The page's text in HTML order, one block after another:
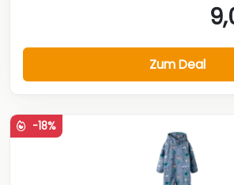
Zum Deal
-18%